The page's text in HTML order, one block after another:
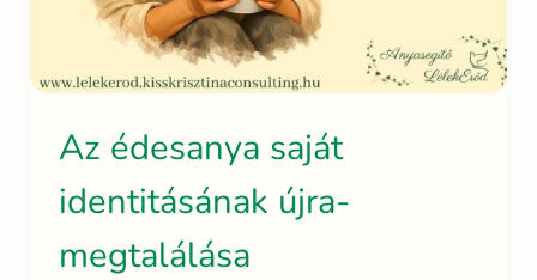
Az édesanya saját
identitásának újra-
megtalálása